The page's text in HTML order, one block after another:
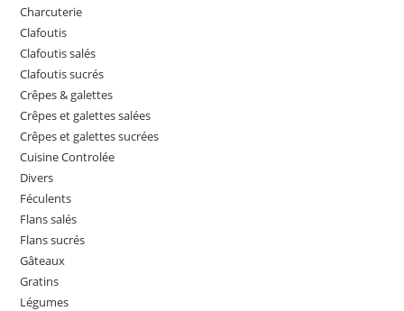
Charcuterie
Clafoutis
Clafoutis salés
Clafoutis sucrés
Crêpes & galettes
Crêpes et galettes salées
Crêpes et galettes sucrées
Cuisine Controlée
Divers
Féculents
Flans salés
Flans sucrés
Gâteaux
Gratins
Légumes